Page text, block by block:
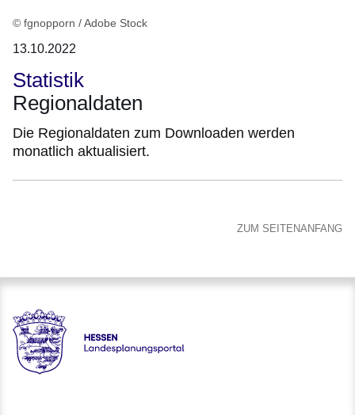
© fgnopporn / Adobe Stock
13.10.2022
Statistik
Regionaldaten
Die Regionaldaten zum Downloaden werden
monatlich aktualisiert.
ZUM SEITENANFANG
Hessen - Landesplanungsportal